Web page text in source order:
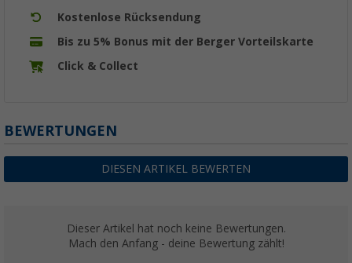
Kostenlose Rücksendung
Bis zu 5% Bonus mit der Berger Vorteilskarte
Click & Collect
BEWERTUNGEN
DIESEN ARTIKEL BEWERTEN
Dieser Artikel hat noch keine Bewertungen.
Mach den Anfang - deine Bewertung zählt!